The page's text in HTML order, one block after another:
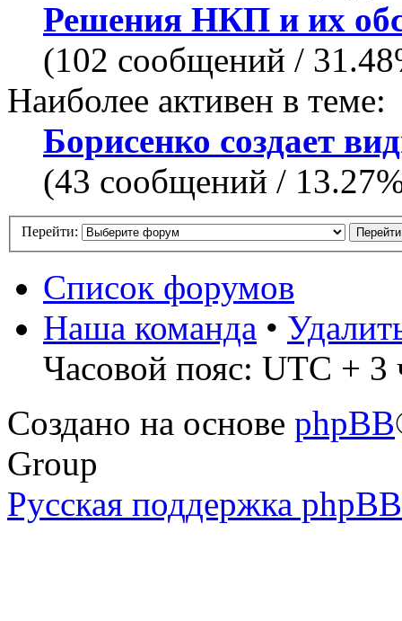
Решения НКП и их
(102 сообщений /
Наиболее активен в теме:
Борисенко создает
(43 сообщений /
Перейти:
Список форумов
Наша команда •
Часовой пояс: UTC + 3
Создано на основе phpBB
Group
Русская поддержка phpBB